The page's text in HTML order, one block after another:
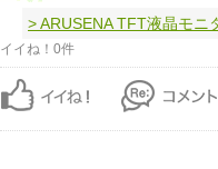
> ARUSENA TFT液晶モニ
イイね！0件